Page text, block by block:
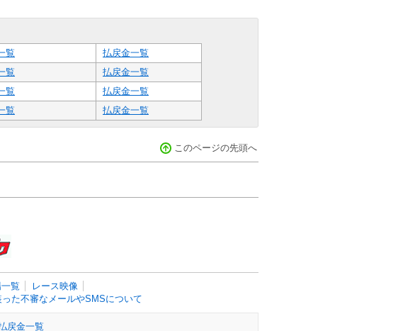
覧
払戻金一覧
覧
払戻金一覧
覧
払戻金一覧
覧 払戻金一覧
このページの先頭へ
覧
レース映像
った不審なメールやSMSについて
戻金一覧